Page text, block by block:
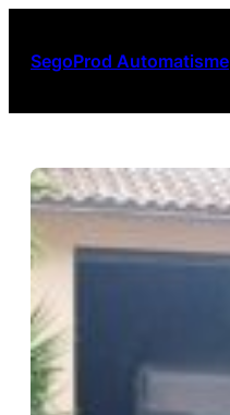
contenu
SegoProd Automatisme